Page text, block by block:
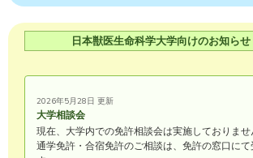
日本獣医生命科学大学向けのお知ら
2026年5月28日 更新
大学相談会
現在、大学内での免許相談会は実施しておりませ
通学免許・合宿免許のご相談は、免許の窓口にて